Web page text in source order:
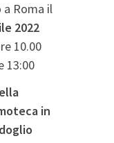
Roma il
2022
10.00
13:00
in